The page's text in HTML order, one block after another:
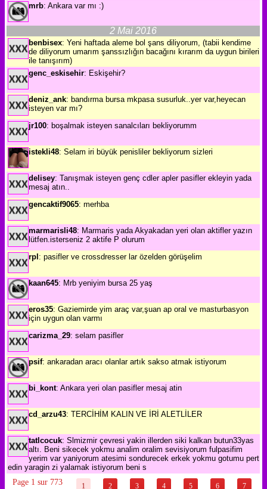
mrb: Ankara var mı :)
2 Mai 2016
benbisex: Yeni haftada aleme bol şans diliyorum, (tabii kendime
de diliyorum umarım şanssızlığın bacağını kırarım da uygun birileri
ile tanışırım)
genc_eskisehir: Eskişehir?
deniz_ank: bandırma bursa mkpasa susurluk..yer var,heyecan
isteyen var mı?
jr100: boşalmak isteyen sanalcıları bekliyorumm
istekli48: Selam iri büyük penisliler bekliyorum sizleri
delisey: Tanışmak isteyen genç cdler apler pasifler ekleyin yada
mesaj atın..
gencaktif9065: merhba
marmarisli48: Marmaris yada Akyakadan yeri olan aktifler yazın
lütfen.isterseniz 2 aktife P olurum
rpl : pasifler ve crossdresser lar özelden görüşelim
kaan645: Mrb yeniyim bursa 25 yaş
eros35: Gaziemirde yim araç var,şuan ap oral ve masturbasyon
için uygun olan varmı
carizma_29: selam pasifler
psif: ankaradan aracı olanlar artık sakso atmak istiyorum
bi_kont: Ankara yeri olan pasifler mesaj atin
cd_arzu43: TERCİHİM KALIN VE İRİ ALETLİLER
tatlcocuk: Slmizmir çevresi yakin illerden siki kalkan butun33yas
altı. Beni sikecek yokmu analim oralim sevisiyorum fulpasifim
yerim var yaniyorum atesimi sondurecek erkek yokmu gotumu pert
edin yaragin zi yalamak istiyorum beni s
Page 1 sur 773
1 2 3 4 5 6 7